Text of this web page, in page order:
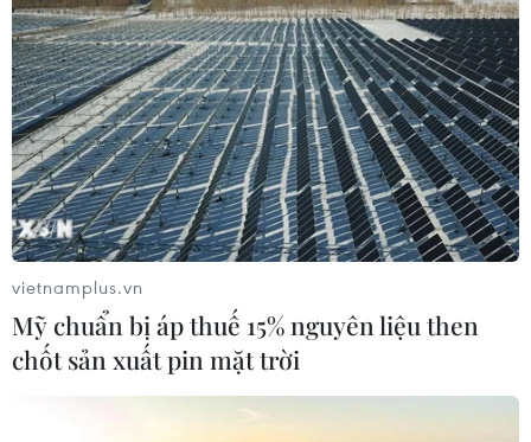
Nghiên cứu mở rộng các
đoạn tuyến cao tốc Bắc-
Nam phía Đông bảo đảm
hiệu quả
Phó Thủ tướng Trần Hồng Hà giao Bộ Xây dựng
khẩn trương xây dựng, hoàn thiện hồ sơ mở rộng
các đoạn tuyến cao tốc Bắc-Nam phía Đông trình
Quốc hội tại Kỳ họp thứ 9, phấn đấu khởi công
một số dự án thành phần trong tháng 12/2025.
vietnamplus.vn
Mỹ chuẩn bị áp thuế 15% nguyên liệu then
chốt sản xuất pin mặt trời